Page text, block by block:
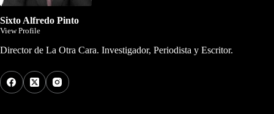
Sixto Alfredo Pinto
View Profile
Director de La Otra Cara. Investigador, Periodista y Escritor.